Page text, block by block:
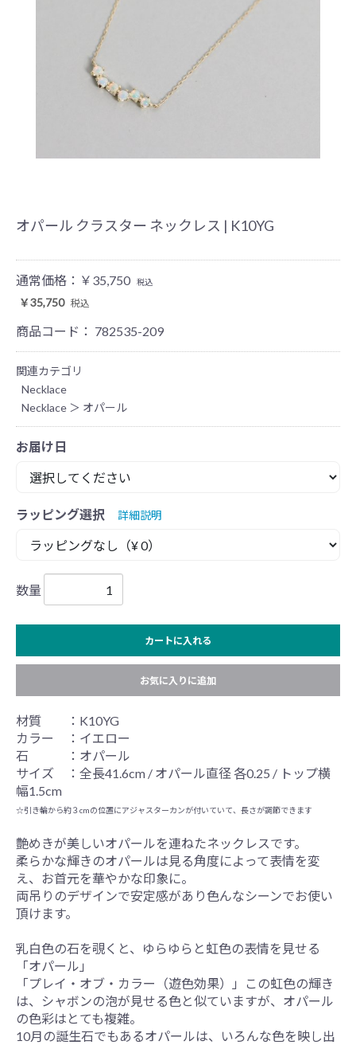
オパール クラスター ネックレス | K10YG
通常価格： ￥35,750 税込
￥35,750 税込
商品コード： 782535-209
関連カテゴリ
Necklace
Necklace ＞ オパール
お届け日
ラッピング選択 詳細説明
数量
カートに入れる
お気に入りに追加
材質 ：K10YG
カラー ：イエロー
石 ：オパール
サイズ ：全長41.6cm / オパール直径 各0.25 / トップ横
幅1.5cm
☆引き輪から約３cmの位置にアジャスターカンが付いていて、長さが調節できます
艶めきが美しいオパールを連ねたネックレスです。
柔らかな輝きのオパールは見る角度によって表情を変
え、お首元を華やかな印象に。
両吊りのデザインで安定感があり色んなシーンでお使い
頂けます。
乳白色の石を覗くと、ゆらゆらと虹色の表情を見せる
「オパール」
「プレイ・オブ・カラー（遊色効果）」この虹色の輝き
は、シャボンの泡が見せる色と似ていますが、オパール
の色彩はとても複雑。
10月の誕生石でもあるオパールは、いろんな色を映し出